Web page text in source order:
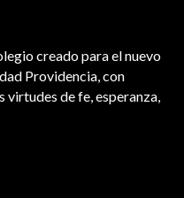
creado para el nuevo
Providencia, con
virtudes de fe, esperanza,